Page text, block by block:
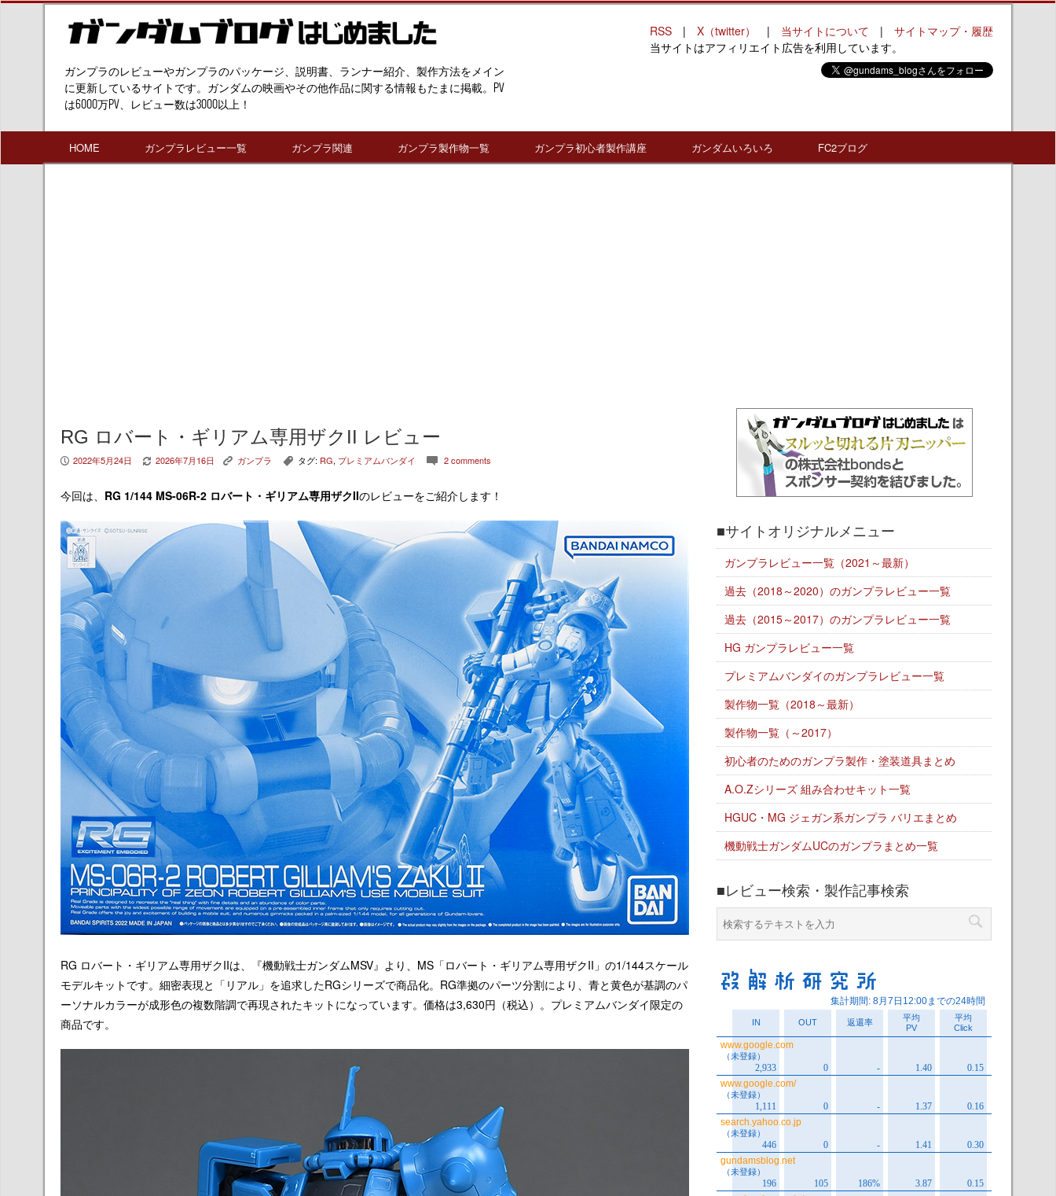
ガンプラのレビューやガンプラのパッケージ、説明書、ランナー紹介、製作方法をメイン
に更新しているサイトです。ガンダムの映画やその他作品に関する情報もたまに掲載。PV
は6000万PV、レビュー数は3000以上！
RSS | X（twitter） | 当サイトについて | サイトマップ・履歴
当サイトはアフィリエイト広告を利用しています。
HOME ガンプラレビュー一覧 ガンプラ関連 ガンプラ製作物一覧 ガンプラ初心者製作講座 ガンダムいろいろ FC2ブログ
RG ロバート・ギリアム専用ザクII レビュー
P 2022年5月24日 V 2026年7月16日 K ガンプラ , タグ: RG, プレミアムバンダイ c 2 comments
今回は、 RG 1/144 MS-06R-2 ロバート・ギリアム専用ザクIIのレビューをご紹介します！
RG ロバート・ギリアム専用ザクIIは、『機動戦士ガンダムMSV』より、MS「ロバート・ギリアム専用ザクII」の1/144スケール
モデルキットです。細密表現と「リアル」を追求したRGシリーズで商品化。RG準拠のパーツ分割により、青と黄色が基調のパ
ーソナルカラーが成形色の複数階調で再現されたキットになっています。価格は3,630円（税込）。プレミアムバンダイ限定の
商品です。
■サイトオリジナルメニュー
ガンプラレビュー一覧（2021～最新）
過去（2018～2020）のガンプラレビュー一覧
過去（2015～2017）のガンプラレビュー一覧
HG ガンプラレビュー一覧
プレミアムバンダイのガンプラレビュー一覧
製作物一覧（2018～最新）
製作物一覧（～2017）
初心者のためのガンプラ製作・塗装道具まとめ
A.O.Zシリーズ 組み合わせキット一覧
HGUC・MG ジェガン系ガンプラ バリエまとめ
機動戦士ガンダムUCのガンプラまとめ一覧
■レビュー検索・製作記事検索